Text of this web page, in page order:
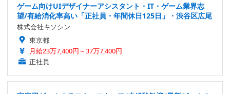
ゲーム向けUIデザイナーアシスタント・IT・ゲーム業界志
望/有給消化率高い「正社員・年間休日125日」・渋谷区広尾
株式会社キソシン
東京都
月給23万7,400円～37万7,400円
正社員